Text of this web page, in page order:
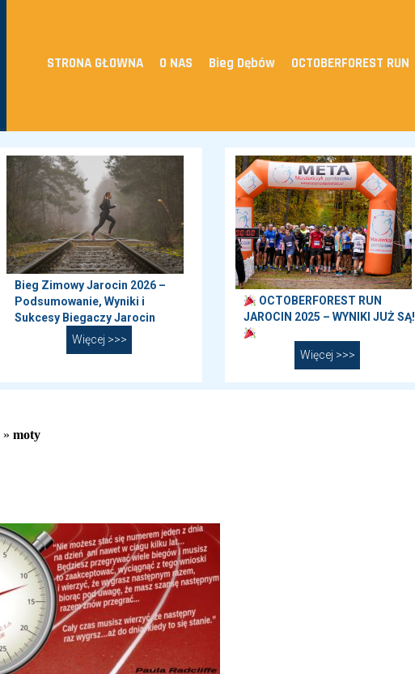
STRONA GŁOWNA O NAS Bieg Dębów OCTOBERFOREST RUN
Bieg Zimowy Jarocin 2026 –
Podsumowanie, Wyniki i
Sukcesy Biegaczy Jarocin
Więcej >>>
OCTOBERFOREST RUN
JAROCIN 2025 – WYNIKI JUŻ SĄ!
Więcej >>>
» moty